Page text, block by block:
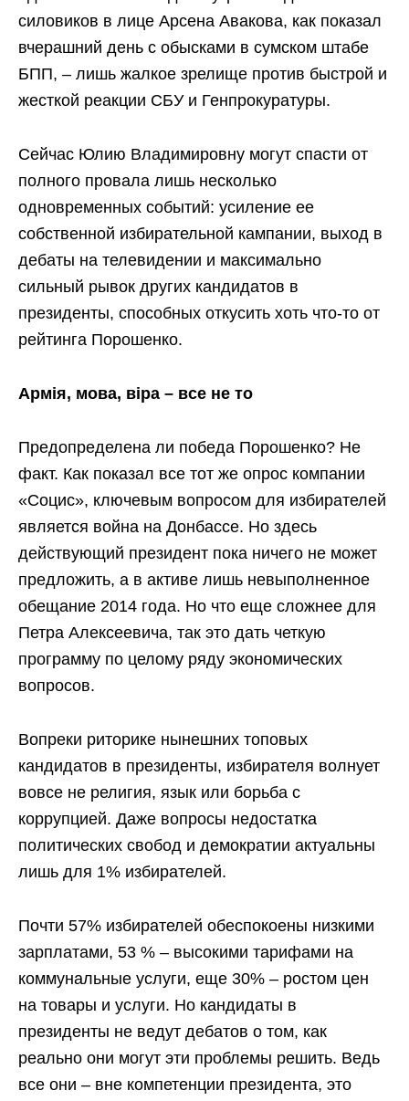
силовиков в лице Арсена Авакова, как показал
вчерашний день с обысками в сумском штабе
БПП, – лишь жалкое зрелище против быстрой и
жесткой реакции СБУ и Генпрокуратуры.
Сейчас Юлию Владимировну могут спасти от
полного провала лишь несколько
одновременных событий: усиление ее
собственной избирательной кампании, выход в
дебаты на телевидении и максимально
сильный рывок других кандидатов в
президенты, способных откусить хоть что-то от
рейтинга Порошенко.
Армія, мова, віра – все не то
Предопределена ли победа Порошенко? Не
факт. Как показал все тот же опрос компании
«Социс», ключевым вопросом для избирателей
является война на Донбассе. Но здесь
действующий президент пока ничего не может
предложить, а в активе лишь невыполненное
обещание 2014 года. Но что еще сложнее для
Петра Алексеевича, так это дать четкую
программу по целому ряду экономических
вопросов.
Вопреки риторике нынешних топовых
кандидатов в президенты, избирателя волнует
вовсе не религия, язык или борьба с
коррупцией. Даже вопросы недостатка
политических свобод и демократии актуальны
лишь для 1% избирателей.
Почти 57% избирателей обеспокоены низкими
зарплатами, 53 % – высокими тарифами на
коммунальные услуги, еще 30% – ростом цен
на товары и услуги. Но кандидаты в
президенты не ведут дебатов о том, как
реально они могут эти проблемы решить. Ведь
все они – вне компетенции президента, это